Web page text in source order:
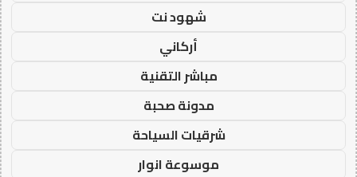
شهود نت
أركاني
مباشر التقنية
مدونة صحبة
شرقيات السياحة
موسوعة انوار